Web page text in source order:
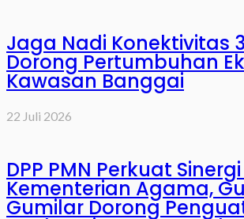
Jaga Nadi Konektivitas
Dorong Pertumbuhan
Kawasan Banggai
22 Juli 2026
DPP PMN Perkuat
Kementerian Agama,
Gumilar Dorong